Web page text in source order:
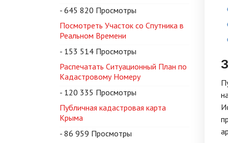
- 645 820 Просмотры
Посмотреть Участок со Спутника в
Реальном Времени
- 153 514 Просмотры
Распечатать Ситуационный План по
Кадастровому Номеру
- 120 335 Просмотры
Публичная кадастровая карта
Крыма
- 86 959 Просмотры